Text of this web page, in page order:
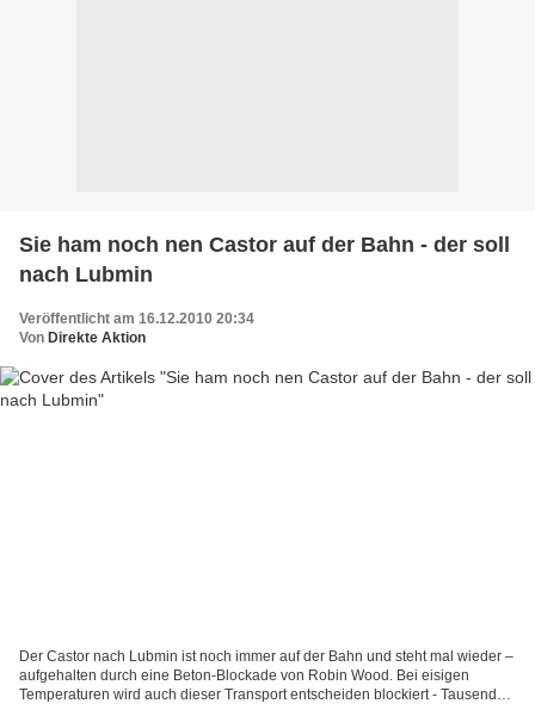
Sie ham noch nen Castor auf der Bahn - der soll
nach Lubmin
Veröffentlicht am 16.12.2010 20:34
Von Direkte Aktion
Der Castor nach Lubmin ist noch immer auf der Bahn und steht mal wieder –
aufgehalten durch eine Beton-Blockade von Robin Wood. Bei eisigen
Temperaturen wird auch dieser Transport entscheiden blockiert - Tausende